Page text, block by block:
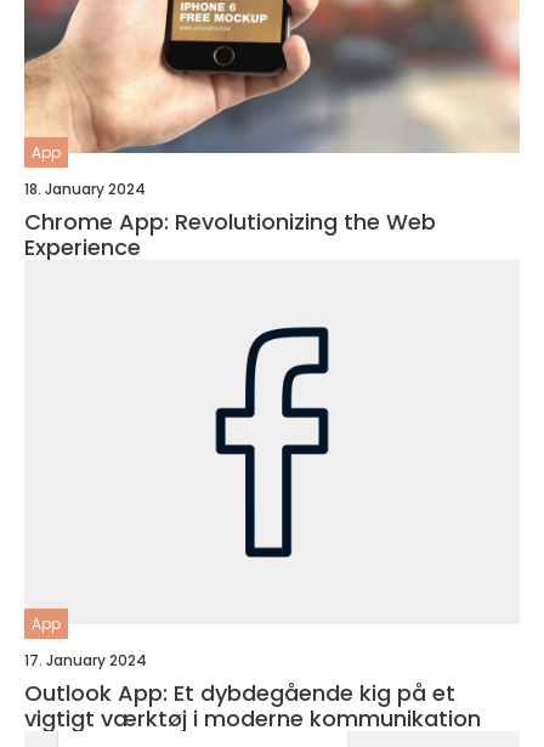
App
18. January 2024
Chrome App: Revolutionizing the Web
Experience
App
17. January 2024
Outlook App: Et dybdegående kig på et
vigtigt værktøj i moderne kommunikation